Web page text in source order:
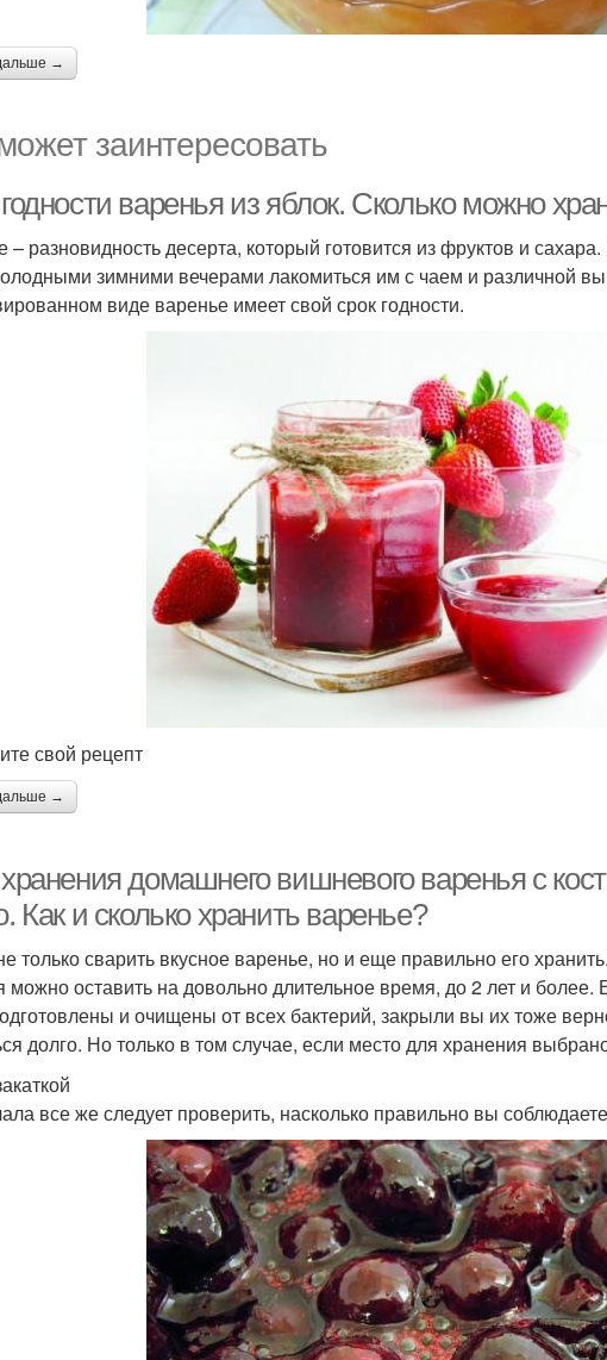
→
заинтересовать
варенья из яблок. Сколько можно
– разновидность десерта, который готовится из фруктов и
зимними вечерами лакомиться им с чаем и различной
виде варенье имеет свой срок годности.
свой рецепт
→
домашнего вишневого варенья с
Как и сколько хранить варенье?
только сварить вкусное варенье, но и еще правильно его
можно оставить на довольно длительное время, до 2 лет и более.
и очищены от всех бактерий, закрыли вы их тоже
долго. Но только в том случае, если место для хранения
все же следует проверить, насколько правильно вы